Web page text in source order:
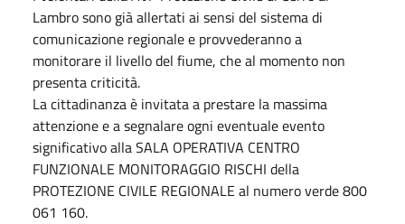
Lambro sono già allertati ai sensi del sistema di
comunicazione regionale e provvederanno a
monitorare il livello del fiume, che al momento non
presenta criticità.
La cittadinanza è invitata a prestare la massima
attenzione e a segnalare ogni eventuale evento
significativo alla SALA OPERATIVA CENTRO
FUNZIONALE MONITORAGGIO RISCHI della
PROTEZIONE CIVILE REGIONALE al numero verde 800
061 160.